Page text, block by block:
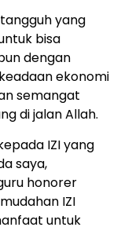
yang
bisa
dengan
ekonomi
semangat
di jalan Allah.
IZI yang
saya,
honorer
IZI
untuk